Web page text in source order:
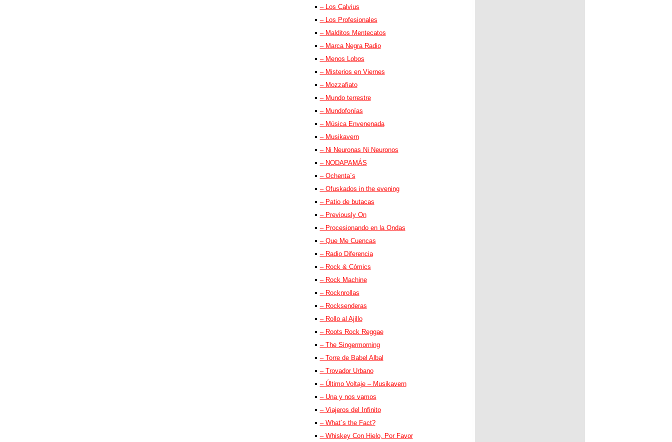
– Los Calvius
– Los Profesionales
– Malditos Mentecatos
– Marca Negra Radio
– Menos Lobos
– Misterios en Viernes
– Mozzafiato
– Mundo terrestre
– Mundofonías
– Música Envenenada
– Musikavern
– Ni Neuronas Ni Neuronos
– NODAPAMÁS
– Ochenta´s
– Ofuskados in the evening
– Patio de butacas
– Previously On
– Procesionando en la Ondas
– Que Me Cuencas
– Radio Diferencia
– Rock & Cómics
– Rock Machine
– Rocknrollas
– Rocksenderas
– Rollo al Ajillo
– Roots Rock Reggae
– The Singermorning
– Torre de Babel Albal
– Trovador Urbano
– Último Voltaje – Musikavern
– Una y nos vamos
– Viajeros del Infinito
– What´s the Fact?
– Whiskey Con Hielo, Por Favor